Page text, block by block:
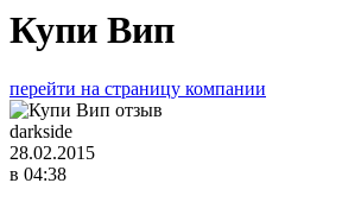
Купи Вип
перейти на страницу компании
darkside
28.02.2015
в 04:38